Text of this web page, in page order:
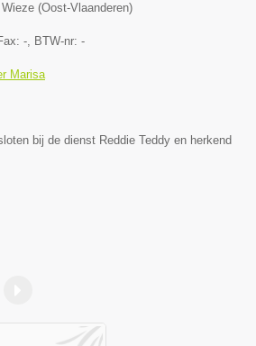
Wieze (Oost-Vlaanderen)
- , BTW-nr: -
Marisa
bij de dienst Reddie Teddy en herkend